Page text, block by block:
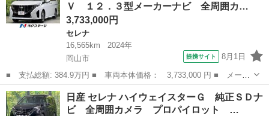
スギア Ｓ－...
Ｖ １２．３型メーカーナビ 全周囲カ…
3,733,000円
セレナ
16,565km
2024年
岡山市
提携サイト 8月1日
■ 支払総額: 384.9万円 ■ 車両本体価格： 3,733,000 円 ■ メーカ
ー名： 日産 ■ 車種名： セレナ ■ グレード名： ｅ－パワー
ハイウェイスターＶ １２．３型メーカーナビ 全周囲カメラ フリ
ップダウ...
岡山 岡山市 セレナ
日産 セレナ ハイウェイスターＧ 純正ＳＤナ
ビ 全周囲カメラ プロパイロット …